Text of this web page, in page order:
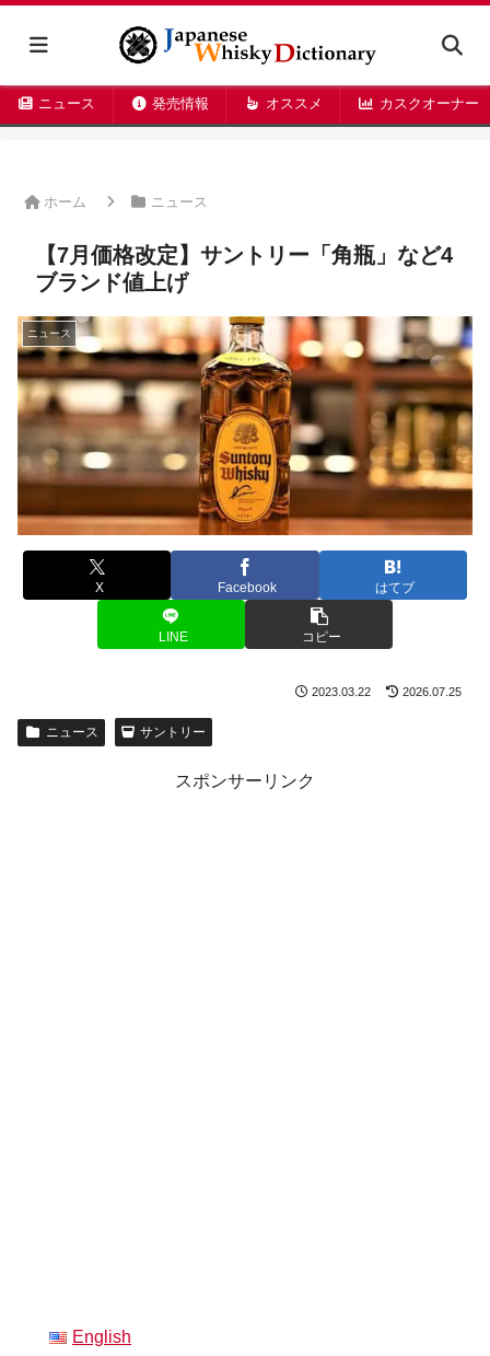
ニュース 発売情報 オススメ カスクオーナー
ホーム ニュース
【7月価格改定】サントリー「角瓶」など4
ブランド値上げ
ニュース
X Facebook はてブ
LINE コピー
2023.03.22 2026.07.25
ニュース サントリー
スポンサーリンク
English